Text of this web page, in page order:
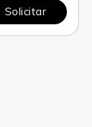
Solicitar